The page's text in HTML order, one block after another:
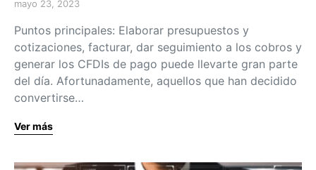
mayo 23, 2023
Puntos principales: Elaborar presupuestos y
cotizaciones, facturar, dar seguimiento a los cobros y
generar los CFDIs de pago puede llevarte gran parte
del día. Afortunadamente, aquellos que han decidido
convertirse…
Ver más